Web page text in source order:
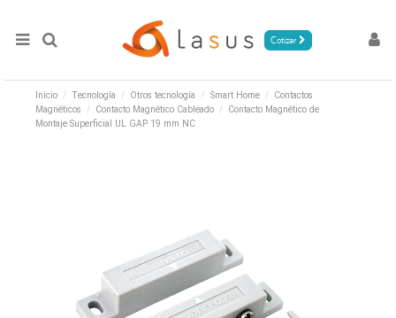
Cotizar
Inicio Tecnología Otros tecnología Smart Home
Contactos
Magnéticos
Contacto Magnético Cableado
Contacto Magnético de
Montaje Superficial UL GAP 19 mm NC